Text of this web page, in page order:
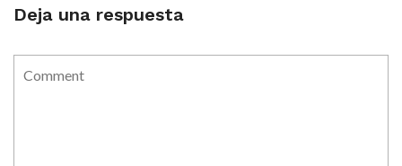
Deja una respuesta